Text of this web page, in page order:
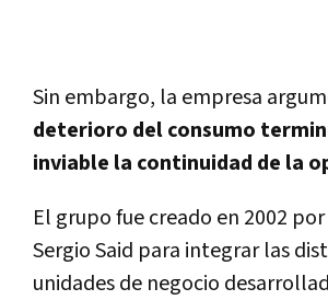
Sin embargo, la empresa
deterioro del consumo
inviable la continuidad de la
El grupo fue creado en 2002
Sergio Said para integrar las
unidades de negocio